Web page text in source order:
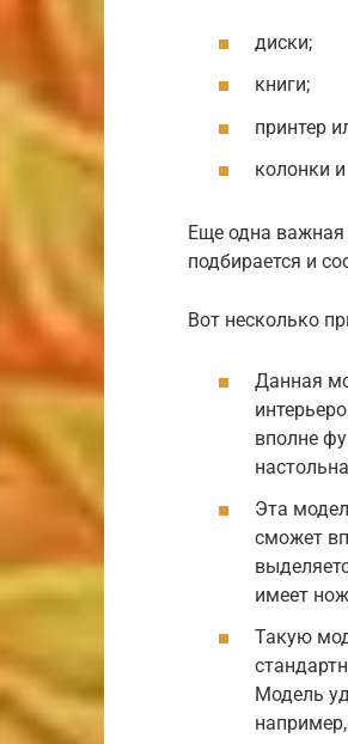
диски;
книги;
принтер
колонки
Еще одна важная
подбирается и
Вот несколько
Данная
вполне
Эта
сможет
имеет
Такую
Модель